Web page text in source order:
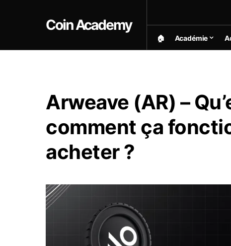
Coin Academy
🏠︎ Académie
Arweave (AR) –
comment ça
acheter ?